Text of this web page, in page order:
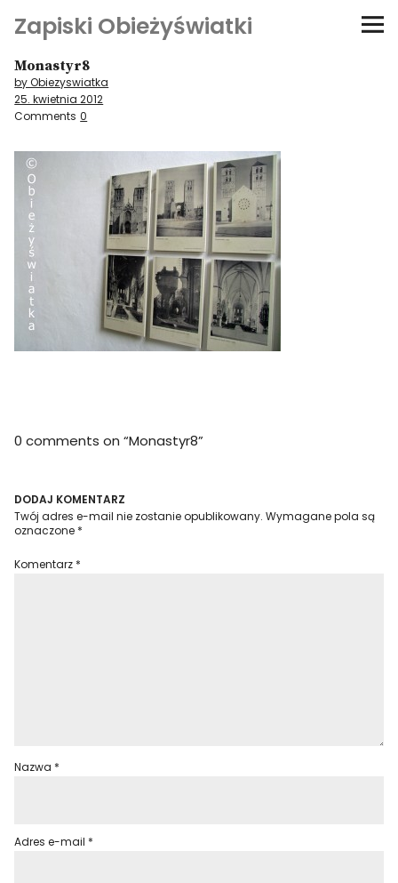
Zapiski Obieżyświatki
Podróże
Kultura i sztuka
Kątem oka
O-fiszki
Niezwyczajne ściany
Dom na kółkach
Monastyr8
by Obiezyswiatka
25. kwietnia 2012
Comments 0
0 comments on “Monastyr8”
DODAJ KOMENTARZ
Twój adres e-mail nie zostanie opublikowany. Wymagane pola są
oznaczone *
Komentarz *
Nazwa *
Adres e-mail *